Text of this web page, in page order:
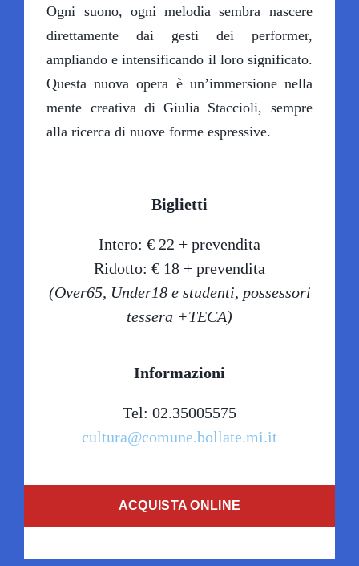
Ogni suono, ogni melodia sembra nascere
direttamente dai gesti dei performer,
ampliando e intensificando il loro significato.
Questa nuova opera è un’immersione nella
mente creativa di Giulia Staccioli, sempre
alla ricerca di nuove forme espressive.
Biglietti
Intero: € 22 + prevendita
Ridotto: € 18 + prevendita
(Over65, Under18 e studenti, possessori
tessera +TECA)
Informazioni
Tel: 02.35005575
cultura@comune.bollate.mi.it
ACQUISTA ONLINE